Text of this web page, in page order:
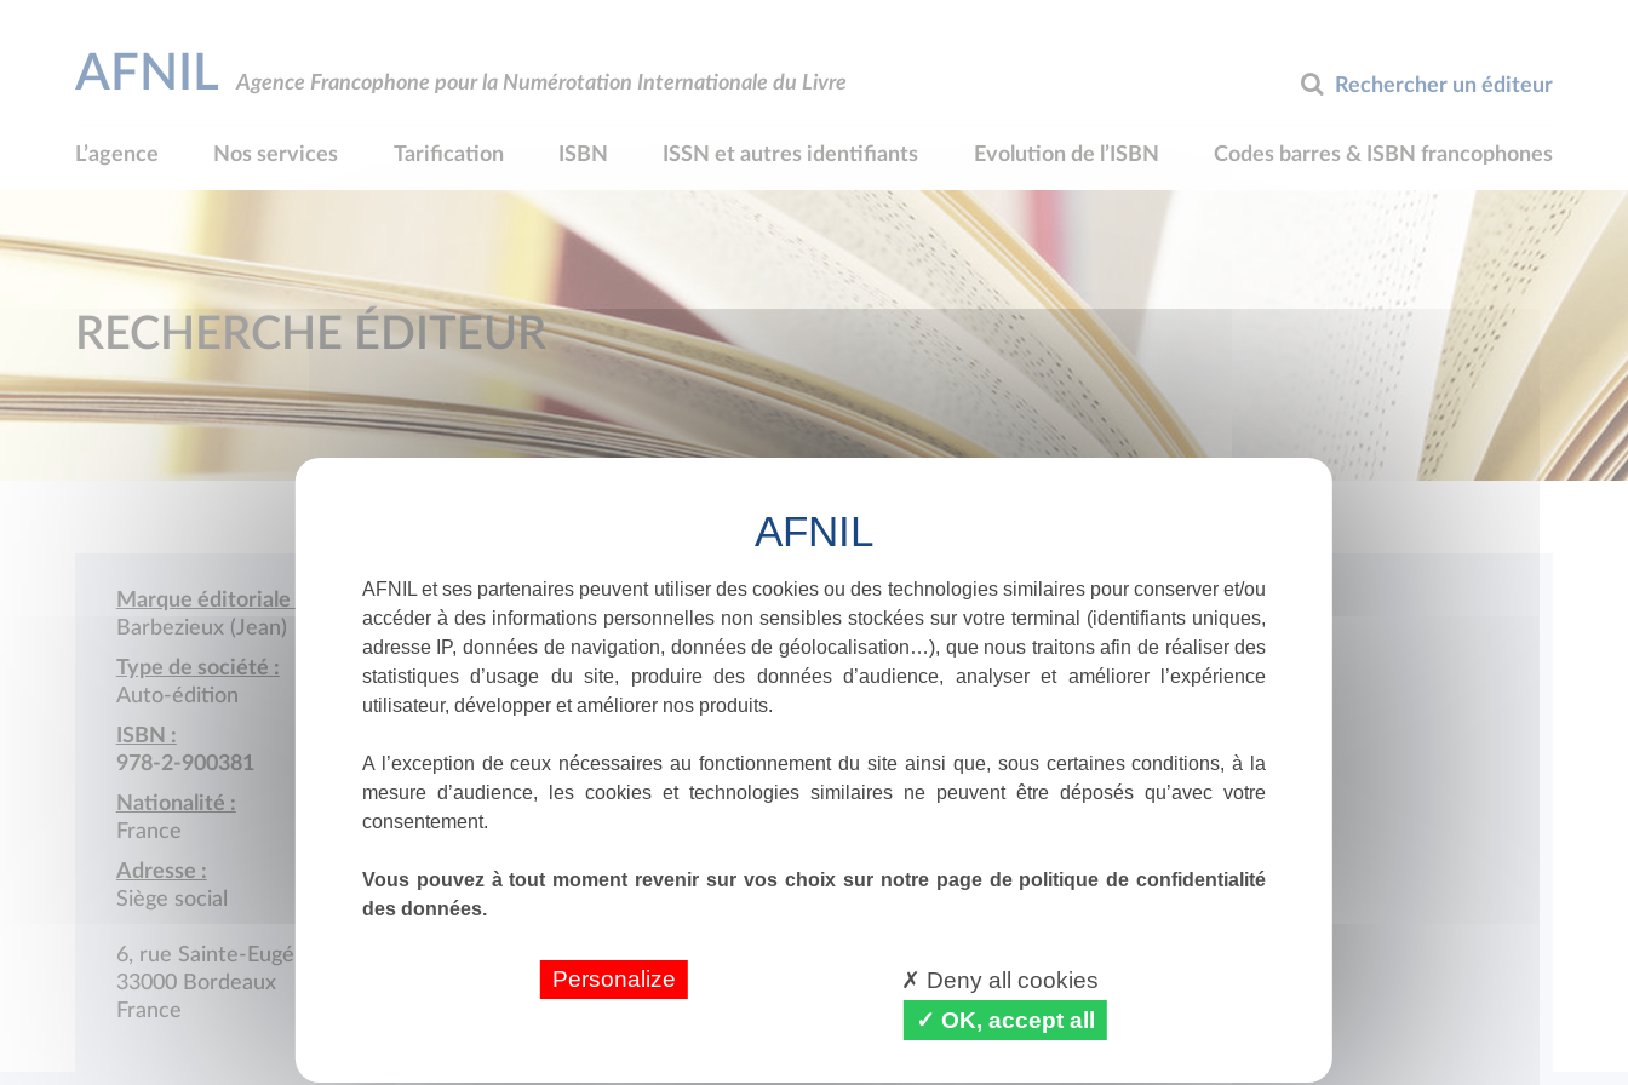
Rechercher un éditeur
AFNIL Agence Francophone pour la Numérotation Internationale du Livre
L’agence Nos services Tarification ISBN ISSN et autres identifiants Evolution de l’ISBN Codes barres & ISBN francophones
RECHERCHE ÉDITEUR
Marque éditoriale :
Barbezieux (Jean)
Type de société :
Auto-édition
ISBN :
978-2-900381
Nationalité :
France
Adresse :
Siège social
6, rue Sainte-Eugénie
33000 Bordeaux
France
AFNIL et ses partenaires peuvent utiliser des cookies ou des technologies similaires pour conserver et/ou
accéder à des informations personnelles non sensibles stockées sur votre terminal (identifiants uniques,
adresse IP, données de navigation, données de géolocalisation…), que nous traitons afin de réaliser des
statistiques d’usage du site, produire des données d’audience, analyser et améliorer l’expérience
utilisateur, développer et améliorer nos produits.
A l’exception de ceux nécessaires au fonctionnement du site ainsi que, sous certaines conditions, à la
mesure d’audience, les cookies et technologies similaires ne peuvent être déposés qu’avec votre
consentement.
Vous pouvez à tout moment revenir sur vos choix sur notre page de politique de confidentialité
des données.
Personalize
Deny all cookies
OK, accept all